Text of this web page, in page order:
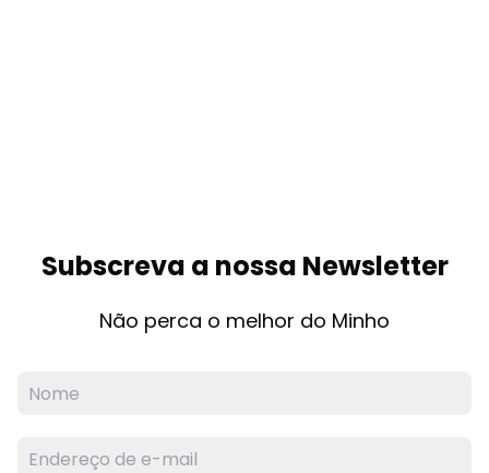
Subscreva a nossa Newsletter
Não perca o melhor do Minho